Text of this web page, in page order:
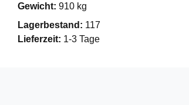
Gewicht: 910 kg
Lagerbestand: 117
Lieferzeit: 1-3 Tage